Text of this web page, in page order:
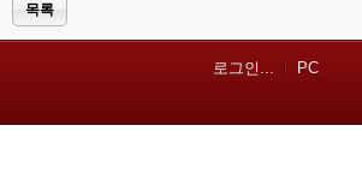
목록
로그인... PC